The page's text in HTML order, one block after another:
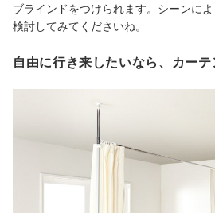
ブラインドをつけられます。シーンによ
検討してみてくださいね。
自由に行き来したいなら、カー